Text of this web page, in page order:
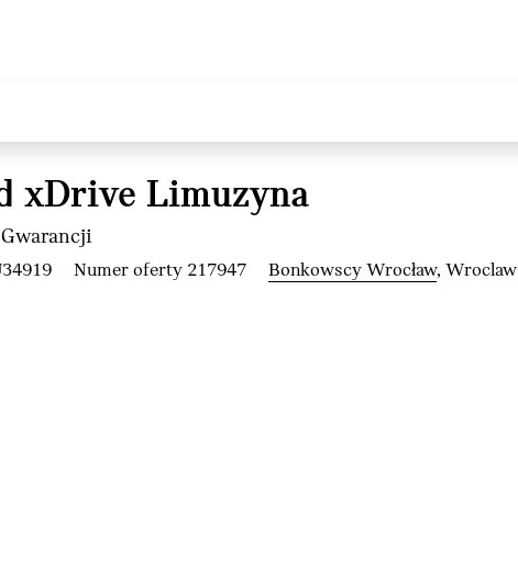
xDrive Limuzyna
Numer oferty 217947 Bonkowscy Wrocław, Wroclaw